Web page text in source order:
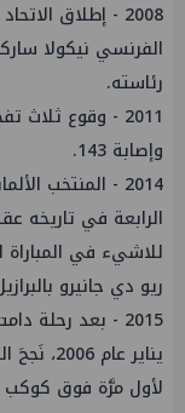
2008 - إطلاق
الفرنسي نيكولا
رئاسته.
وإصابة 143.
2014 - المنتخب
الرابعة في تاريخه
للاشيء في المباراة
ريو دي جانيرو
يناير
لأول مرَّة فوق كوكب